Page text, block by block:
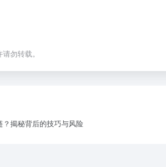
勿转载。
揭秘背后的技巧与风险